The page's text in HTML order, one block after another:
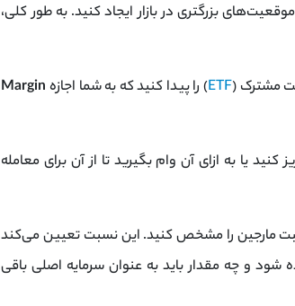
بزرگتری در بازار ایجاد کنید. به طور کلی،
مشترک (ETF) را پیدا کنید که به شما اجازه Margin
کنید یا به ازای آن وام بگیرید تا از آن برای معامله
مارجین را مشخص کنید. این نسبت تعیین می‌کند
شود و چه مقدار باید به عنوان سرمایه اصلی باقی